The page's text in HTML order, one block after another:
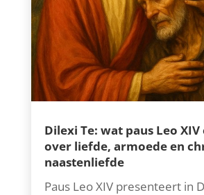
Dilexi Te: wat paus Leo
over liefde, armoede en
naastenliefde
Paus Leo XIV presenteert in